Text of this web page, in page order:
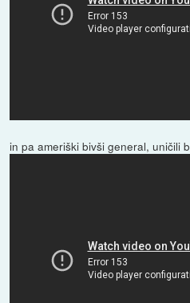
in pa ameriški bivši general, uničili